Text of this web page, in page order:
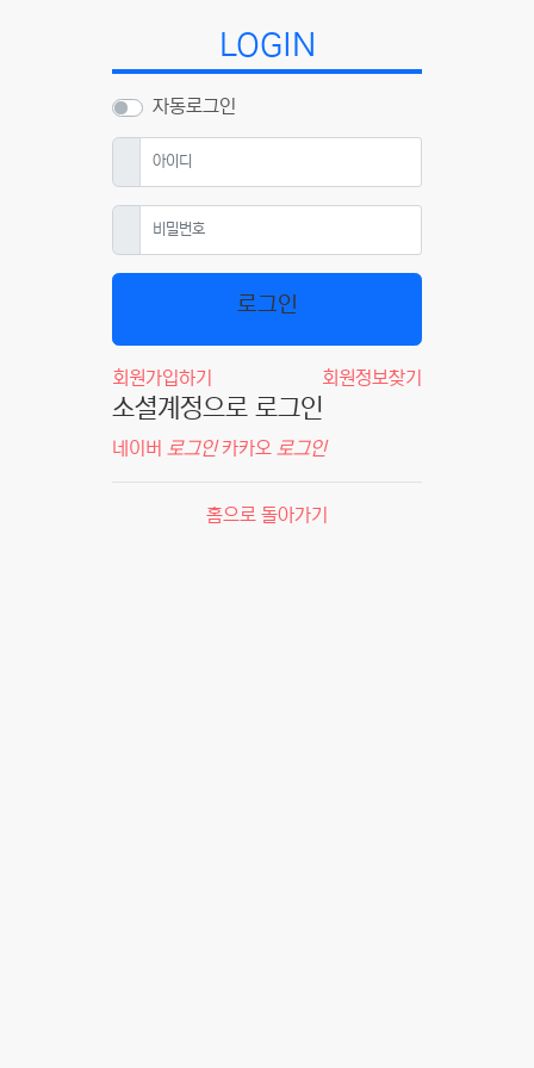
LOGIN
자동로그인
아이디필수
비밀번호필수
로그인
회원가입하기 회원정보찾기
소셜계정으로 로그인
네이버 로그인 카카오 로그인
홈으로 돌아가기